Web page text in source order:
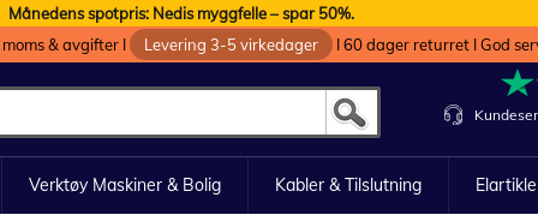
Månedens spotpris: Nedis myggfelle – spar 50%.
& avgifter I
Levering 3-5 virkedager I 60 dager returret I God
Verktøy Maskiner & Bolig Kabler & Tilslutning